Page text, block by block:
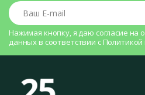
Ваш E-mail
Нажимая кнопку, я даю согласие на
данных в соответствии с